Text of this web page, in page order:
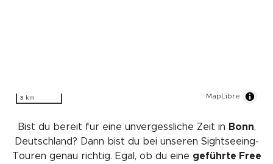
3 km MapLibre
Bist du bereit für eine unvergessliche Zeit in Bonn,
Deutschland? Dann bist du bei unseren Sightseeing-
Touren genau richtig. Egal, ob du eine geführte Free